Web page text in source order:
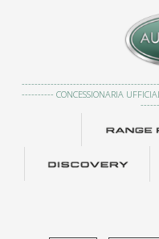
---------- CONCESSIONARIA